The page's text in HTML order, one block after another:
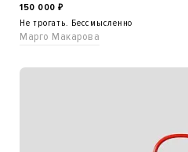
150 000 ₽
Не трогать. Бессмысленно
Марго Макарова